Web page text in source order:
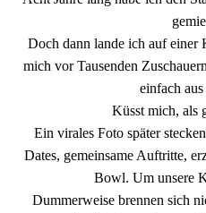
Doch dann lande ich auf einer
mich vor Tausenden
einfach
Küsst mich, als
Ein virales Foto später
Dates, gemeinsame Auftritte,
Bowl. Um unsere
Dummerweise brennen sich